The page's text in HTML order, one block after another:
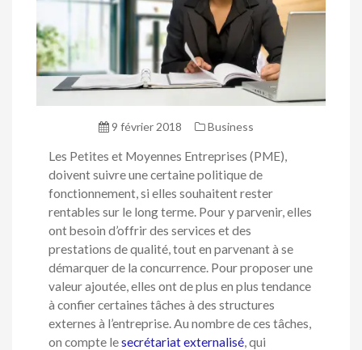
9 février 2018 Business
Les Petites et Moyennes Entreprises (PME),
doivent suivre une certaine politique de
fonctionnement, si elles souhaitent rester
rentables sur le long terme. Pour y parvenir, elles
ont besoin d’offrir des services et des
prestations de qualité, tout en parvenant à se
démarquer de la concurrence. Pour proposer une
valeur ajoutée, elles ont de plus en plus tendance
à confier certaines tâches à des structures
externes à l’entreprise. Au nombre de ces tâches,
on compte lesecrétariat externalisé , qui